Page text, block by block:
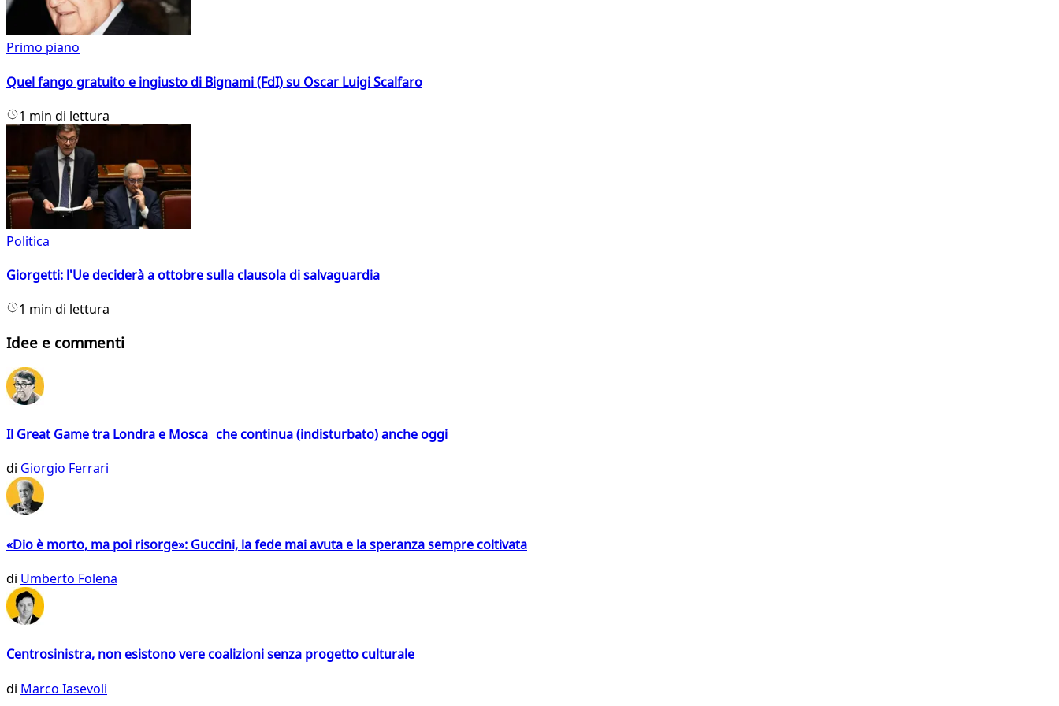
Primo piano
Quel fango gratuito e ingiusto di Bignami (FdI) su Oscar Luigi Scalfaro
1 min di lettura
Politica
Giorgetti: l'Ue deciderà a ottobre sulla clausola di salvaguardia
1 min di lettura
Idee e commenti
Il Great Game tra Londra e Mosca che continua (indisturbato) anche oggi
di Giorgio Ferrari
«Dio è morto, ma poi risorge»: Guccini, la fede mai avuta e la speranza sempre coltivata
di Umberto Folena
Centrosinistra, non esistono vere coalizioni senza progetto culturale
di Marco Iasevoli